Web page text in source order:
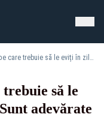
Top trei alimente pe care trebuie să le eviți în zilele caniculare. Sunt adevărate bombe pentru sănătate
să le
adevărate